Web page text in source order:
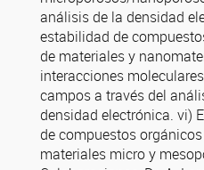
análisis de la densidad
estabilidad de
de materiales y
interacciones
campos a través del
densidad electrónica. vi)
de compuestos
materiales micro y